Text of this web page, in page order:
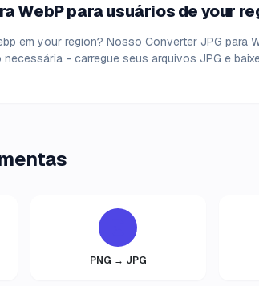
WebP para usuários de your
em your region? Nosso Converter JPG para
- carregue seus arquivos JPG e
PNG → JPG